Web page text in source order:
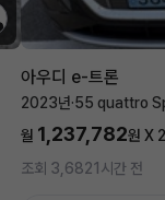
아우디 e-트론
2023년·55 quattro
월 1,237,782원 X
조회 3,6821시간 전